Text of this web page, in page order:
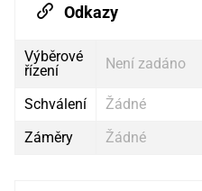
Odkazy
Výběrové
řízení
Není zadáno
Schválení
Žádné
Záměry
Žádné